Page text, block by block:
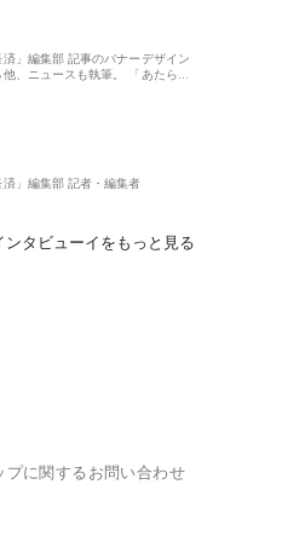
済」編集部 記事のバナーデザイン
他、ニュースも執筆。 「あたら…
済」編集部 記者・編集者
ンタビューイをもっと見る
プに関するお問い合わせ